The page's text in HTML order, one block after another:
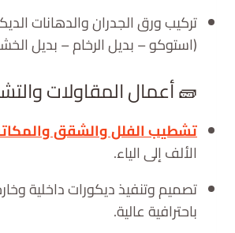
تركيب ورق الجدران والدهانات
(استوكو – بديل الرخام – بديل
🧱 أعمال المقاولات
تشطيب الفلل والشقق
الألف إلى الياء.
تصميم وتنفيذ ديكورات داخلية
باحترافية عالية.